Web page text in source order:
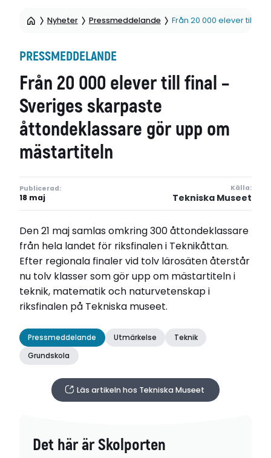
Nyheter Pressmeddelande Från 20 000 elever till
PRESSMEDDELANDE
Från 20 000 elever till final –
Sveriges skarpaste
åttondeklassare gör upp om
mästartiteln
Publicerad:
18 maj
Källa:
Tekniska Museet
Den 21 maj samlas omkring 300 åttondeklassare
från hela landet för riksfinalen i Teknikåttan.
Efter regionala finaler vid tolv lärosäten återstår
nu tolv klasser som gör upp om mästartiteln i
teknik, matematik och naturvetenskap i
riksfinalen på Tekniska museet.
Pressmeddelande Utmärkelse
Teknik
Grundskola
Läs artikeln hos Tekniska Museet
Det här är Skolporten